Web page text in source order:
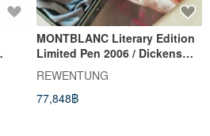
MONTBLANC Literary Edition
Limited Pen 2006 / Dickens
Limited
REWENTUNG
77,848฿